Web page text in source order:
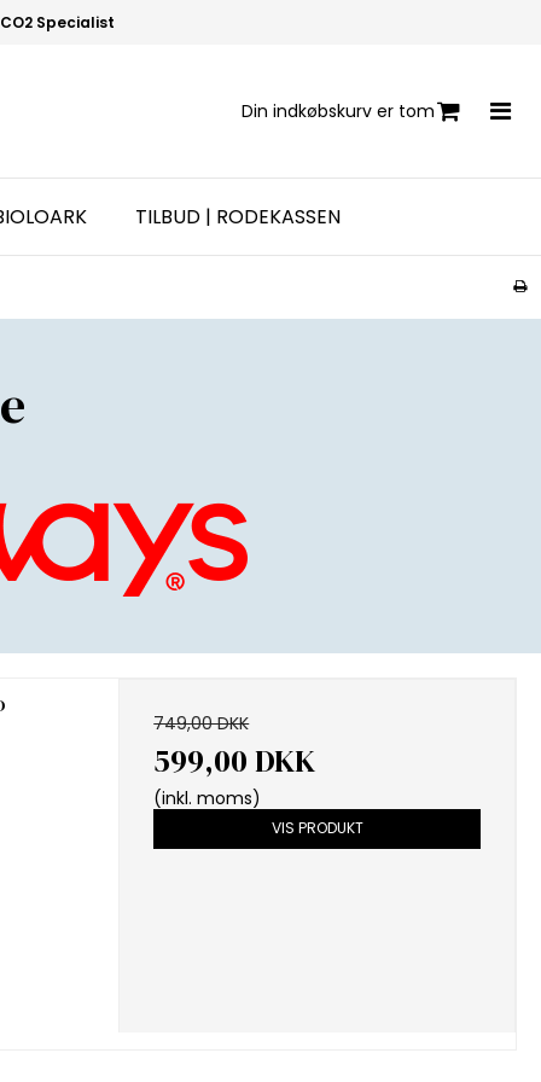
CO2 Specialist
Din indkøbskurv er tom
TILBUD | RODEKASSEN
749,00 DKK
599,00 DKK
(inkl. moms)
VIS PRODUKT